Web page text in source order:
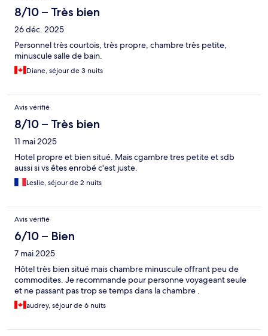
8/10 – Très bien
26 déc. 2025
Personnel très courtois, très propre, chambre très petite,
minuscule salle de bain.
Diane, séjour de 3 nuits
Avis vérifié
8/10 – Très bien
11 mai 2025
Hotel propre et bien situé. Mais cgambre tres petite et sdb
aussi si vs êtes enrobé c'est juste.
Leslie, séjour de 2 nuits
Avis vérifié
6/10 – Bien
7 mai 2025
Hôtel très bien situé mais chambre minuscule offrant peu de
commodites. Je recommande pour personne voyageant seule
et ne passant pas trop se temps dans la chambre .
audrey, séjour de 6 nuits